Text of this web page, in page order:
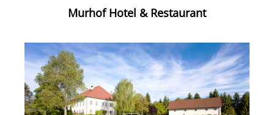
Murhof Hotel & Restaurant